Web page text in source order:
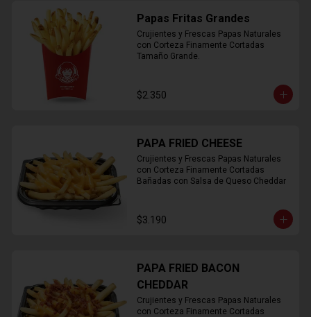
Papas Fritas Grandes
Crujientes y Frescas Papas Naturales
con Corteza Finamente Cortadas
Tamaño Grande.
$2.350
PAPA FRIED CHEESE
Crujientes y Frescas Papas Naturales
con Corteza Finamente Cortadas
Bañadas con Salsa de Queso Cheddar
$3.190
PAPA FRIED BACON
CHEDDAR
Crujientes y Frescas Papas Naturales
con Corteza Finamente Cortadas